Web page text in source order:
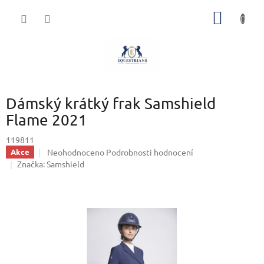
Dámský krátký frak Samshield
Flame 2021
119811
Akce
Průměrné
hodnocení
Neohodnoceno Podrobnosti hodnocení
Značka:Samshield